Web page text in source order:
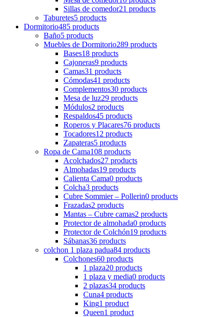
Sillas de comedor21 products
Taburetes5 products
Dormitorio485 products
Baño5 products
Muebles de Dormitorio289 products
Bases18 products
Cajoneras9 products
Camas31 products
Cómodas41 products
Complementos30 products
Mesa de luz29 products
Módulos2 products
Respaldos45 products
Roperos y Placares76 products
Tocadores12 products
Zapateras5 products
Ropa de Cama108 products
Acolchados27 products
Almohadas19 products
Calienta Cama0 products
Colcha3 products
Cubre Sommier – Pollerin0 products
Frazadas2 products
Mantas – Cubre camas2 products
Protector de almohada0 products
Protector de Colchón19 products
Sábanas36 products
colchon 1 plaza padua84 products
Colchones60 products
1 plaza20 products
1 plaza y media0 products
2 plazas34 products
Cuna4 products
King1 product
Queen1 product